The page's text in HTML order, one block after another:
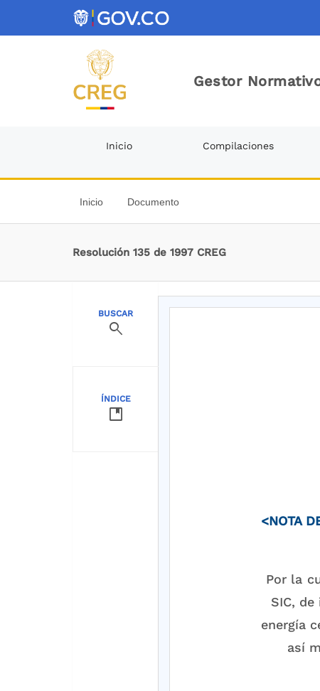
Gestor
Inicio Compilaciones
Inicio Documento
Resolución 135 de 1997 CREG
BUSCAR
search
ÍNDICE
developer_guide
<NOTA
Por la
SIC,
energía
así